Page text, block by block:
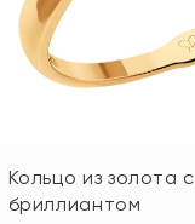
Кольцо из золота с
бриллиантом